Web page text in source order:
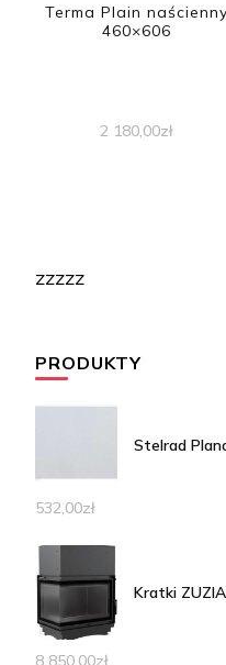
Terma Plain naścienny
460×606
2 180,00zł
zzzzz
PRODUKTY
Stelrad
532,00zł
Kratki
8 850,00zł